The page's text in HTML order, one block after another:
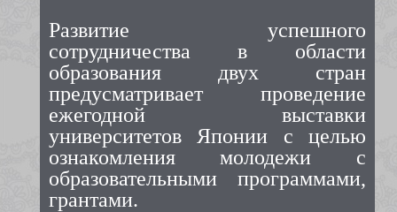
Развитие успешного
сотрудничества в области
образования двух стран
предусматривает проведение
ежегодной выставки
университетов Японии с целью
ознакомления молодежи с
образовательными программами,
грантами.